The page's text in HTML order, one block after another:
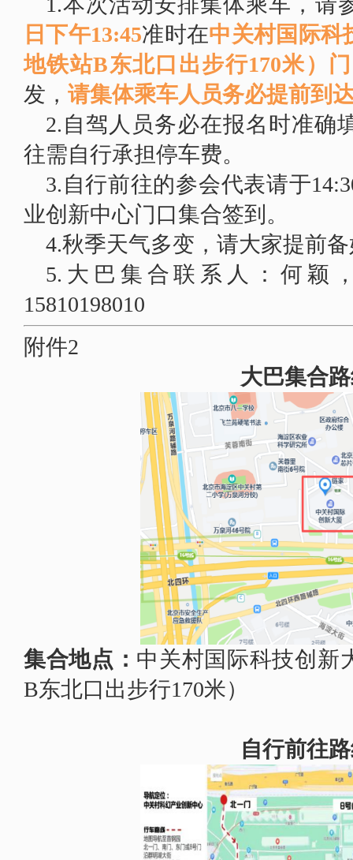
日下午13:45准时在中关村国际科
地铁站B东北口出步行170米）
发， 请集体乘车人员务必提前到
2.自驾人员务必在报名时准确
往需自行承担停车费。
3.自行前往的参会代表请于
业创新中心门口集合签到。
4.秋季天气多变，请大家提前
5.大巴集合联系人：何颖，
15810198010
附件2
大巴集合
集合地点： 中关村国际科技创新
B东北口出步行170米）
自行前往